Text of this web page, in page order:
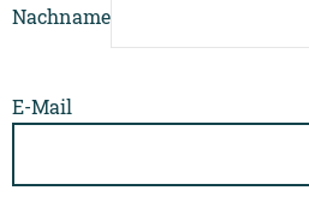
Nachname
E-Mail